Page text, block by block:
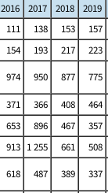
2016 2017 2018 2019
111 138 153 157
154 193 217 223
974 950 877 775
371 366 408 464
653 896 467 357
913 1 255 661 508
618 487 389 337